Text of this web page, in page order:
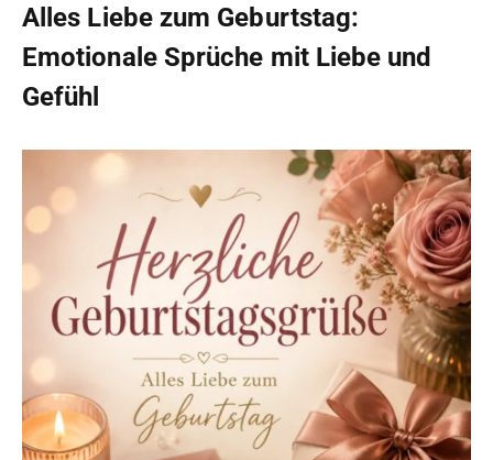
Alles Liebe zum Geburtstag:
Emotionale Sprüche mit Liebe und
Gefühl